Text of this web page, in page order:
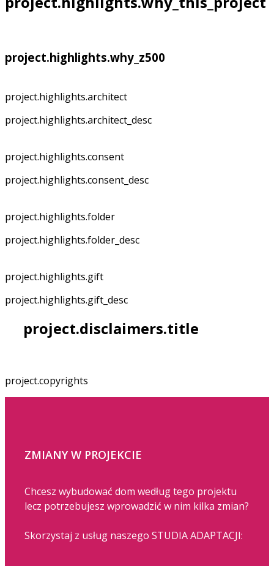
project.highlights.why_z500
project.highlights.architect
project.highlights.architect_desc
project.highlights.consent
project.highlights.consent_desc
project.highlights.folder
project.highlights.folder_desc
project.highlights.gift
project.highlights.gift_desc
project.disclaimers.title
project.copyrights
ZMIANY W PROJEKCIE
Chcesz wybudować dom według tego projektu
lecz potrzebujesz wprowadzić w nim kilka zmian?
Skorzystaj z usług naszego STUDIA ADAPTACJI: